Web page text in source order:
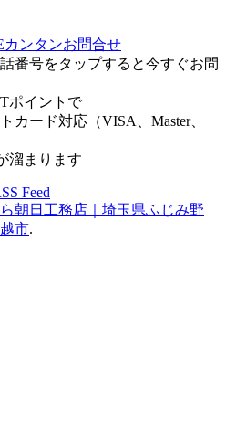
番号をタップすると今すぐお問
ポイントで
朝日工務店｜埼玉県ふじみ野
市.